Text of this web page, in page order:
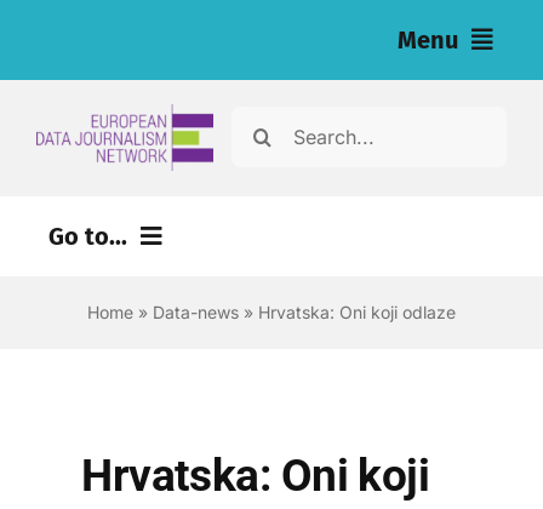
Menu
Izvori za novinare (eng)
Newsletter
Search
Go to...
Home » Data-news » Hrvatska: Oni koji odlaze
Hrvatska: Oni koji